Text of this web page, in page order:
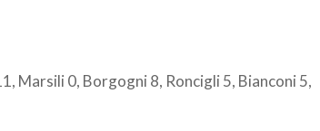
Marsili 0, Borgogni 8, Roncigli 5, Bianconi 5,